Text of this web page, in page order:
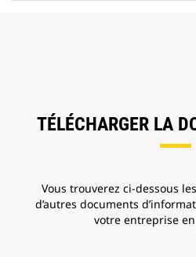
TÉLÉCHARGER LA
Vous trouverez ci-dessous
d’autres documents
votre entreprise